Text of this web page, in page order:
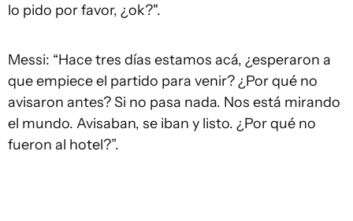
lo pido por favor, ¿ok?".
Messi: “Hace tres días estamos acá, ¿esperaron a
que empiece el partido para venir? ¿Por qué no
avisaron antes? Si no pasa nada. Nos está mirando
el mundo. Avisaban, se iban y listo. ¿Por qué no
fueron al hotel?”.